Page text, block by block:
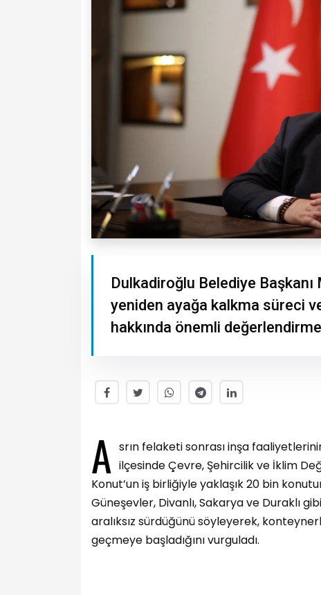
Dulkadiroğlu Belediye Başkanı
yeniden ayağa kalkma süreci
hakkında önemli
A srın felaketi sonrası inşa
ilçesinde Çevre, Şehircilik ve İklim
Konut’un iş birliğiyle yaklaşık 20 bin
Güneşevler, Divanlı, Sakarya ve Duraklı
aralıksız sürdüğünü söyleyerek,
geçmeye başladığını vurguladı.